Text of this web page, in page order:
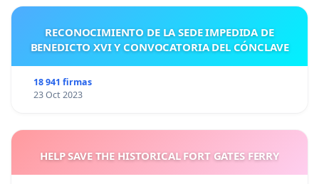
RECONOCIMIENTO DE LA SEDE IMPEDIDA DE
BENEDICTO XVI Y CONVOCATORIA DEL CÓNCLAVE
18 941 firmas
23 Oct 2023
HELP SAVE THE HISTORICAL FORT GATES FERRY